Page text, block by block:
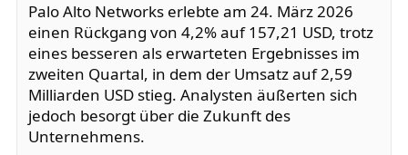
Palo Alto Networks erlebte am 24. März 2026
einen Rückgang von 4,2% auf 157,21 USD, trotz
eines besseren als erwarteten Ergebnisses im
zweiten Quartal, in dem der Umsatz auf 2,59
Milliarden USD stieg. Analysten äußerten sich
jedoch besorgt über die Zukunft des
Unternehmens.